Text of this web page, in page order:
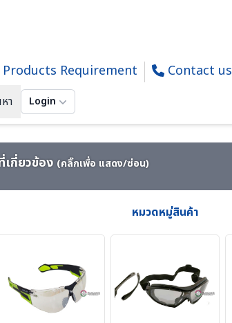
Products Requirement Contact us
า Login
นตานิรภัย และอุปกรณ์ทำความสะอาดเลนส์
เกี่ยวข้อง (คลิ๊กเพื่อ แสดง/ซ่อน)
หมวดหมู่สินค้า